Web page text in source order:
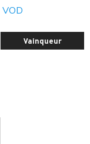
VOD
Vainqueur